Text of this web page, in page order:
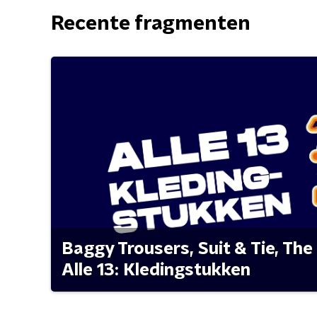
Recente fragmenten
Baggy Trousers, Suit & Tie,
Alle 13: Kledingstukken